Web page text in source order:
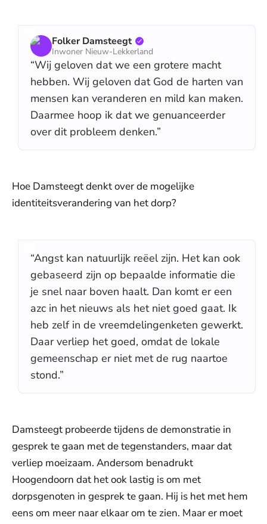
Folker Damsteegt
Inwoner Nieuw-Lekkerland
“Wij geloven dat we een grotere macht
hebben. Wij geloven dat God de harten van
mensen kan veranderen en mild kan maken.
Daarmee hoop ik dat we genuanceerder
over dit probleem denken.”
Hoe Damsteegt denkt over de mogelijke
identiteitsverandering van het dorp?
“Angst kan natuurlijk reëel zijn. Het kan ook
gebaseerd zijn op bepaalde informatie die
je snel naar boven haalt. Dan komt er een
azc in het nieuws als het niet goed gaat. Ik
heb zelf in de vreemdelingenketen gewerkt.
Daar verliep het goed, omdat de lokale
gemeenschap er niet met de rug naartoe
stond.”
Damsteegt probeerde tijdens de demonstratie in
gesprek te gaan met de tegenstanders, maar dat
verliep moeizaam. Andersom benadrukt
Hoogendoorn dat het ook lastig is om met
dorpsgenoten in gesprek te gaan. Hij is het met hem
eens om meer naar elkaar om te zien. Maar er moet